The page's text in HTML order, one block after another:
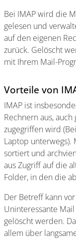
Bei IMAP wird die
gelesen und
auf den eigenen
zurück. Gelöscht
mit Ihrem Mail-
Vorteile von
IMAP ist
Rechnern aus,
zugegriffen wird
Laptop unterwegs).
sortiert und
aus Zugriff auf die
Folder, in den die
Der Betreff kann
Uninteressante
gelöscht werden.
allem über